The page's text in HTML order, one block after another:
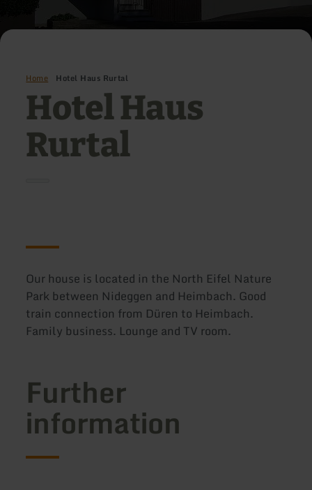
Home Hotel Haus Rurtal
Hotel Haus
Rurtal
Our house is located in the North Eifel Nature
Park between Nideggen and Heimbach. Good
train connection from Düren to Heimbach.
Family business. Lounge and TV room.
Further
information